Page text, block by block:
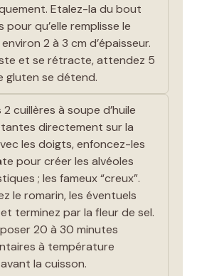
Etalez-la du bout
pour qu’elle remplisse le
2 à 3 cm d’épaisseur.
et se rétracte, attendez 5
gluten se détend.
2 cuillères à soupe d’huile
directement sur la
les doigts, enfoncez-les
pour créer les alvéoles
; les fameux “creux”.
le romarin, les éventuels
terminez par la fleur de sel.
20 à 30 minutes
à température
la cuisson.